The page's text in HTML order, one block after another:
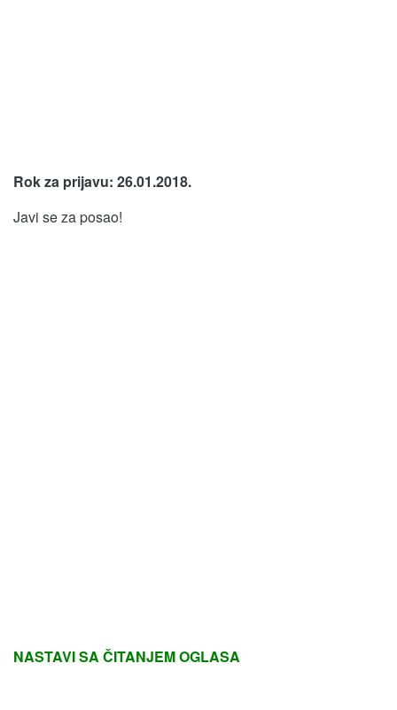
Rok za prijavu: 26.01.2018.
Javi se za posao!
NASTAVI SA ČITANJEM OGLASA